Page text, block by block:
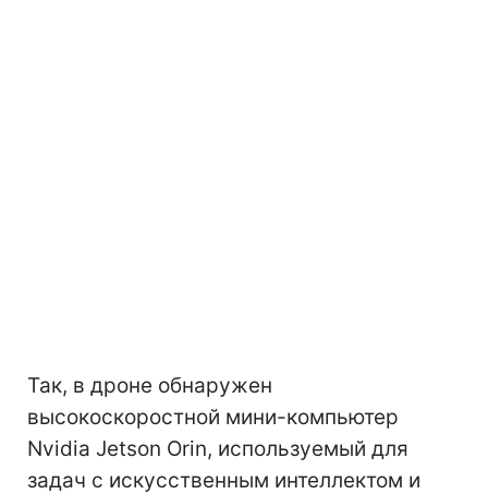
Так, в дроне обнаружен
высокоскоростной мини-компьютер
Nvidia Jetson Orin, используемый для
задач с искусственным интеллектом и